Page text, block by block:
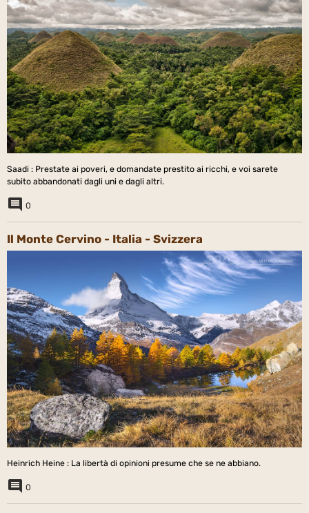
Saadi : Prestate ai poveri, e domandate prestito ai ricchi, e voi sarete
subito abbandonati dagli uni e dagli altri.
0
Il Monte Cervino - Italia - Svizzera
Heinrich Heine : La libertà di opinioni presume che se ne abbiano.
0